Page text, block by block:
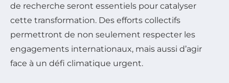
de recherche seront essentiels pour catalyser
cette transformation. Des efforts collectifs
permettront de non seulement respecter les
engagements internationaux, mais aussi d’agir
face à un défi climatique urgent.